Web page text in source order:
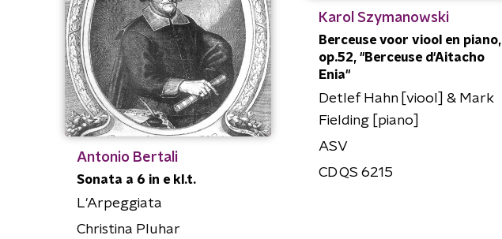
Antonio Bertali
Sonata a 6 in e kl.t.
L'Arpeggiata
Christina Pluhar
Karol Szymanowski
Berceuse voor viool en piano,
op.52, "Berceuse d'Aitacho
Enia"
Detlef Hahn [viool] & Mark
Fielding [piano]
ASV
CD QS 6215